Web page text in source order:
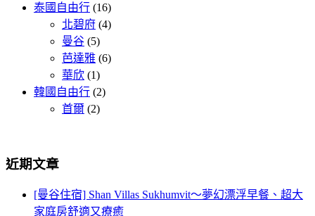
泰國自由行 (16)
北碧府 (4)
曼谷 (5)
芭達雅 (6)
華欣 (1)
韓國自由行 (2)
首爾 (2)
近期文章
[曼谷住宿] Shan Villas Sukhumvit～夢幻漂浮早餐、超大
家庭房舒適又療癒